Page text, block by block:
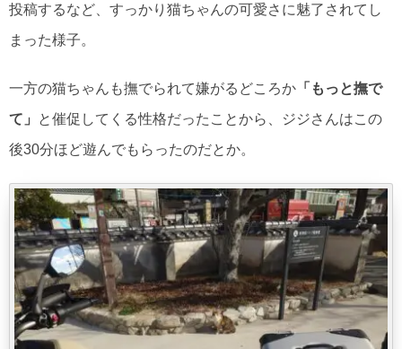
投稿するなど、すっかり猫ちゃんの可愛さに魅了されてし
まった様子。
一方の猫ちゃんも撫でられて嫌がるどころか 「もっと撫で
て」
と催促してくる性格だったことから、ジジさんはこの
後30分ほど遊んでもらったのだとか。